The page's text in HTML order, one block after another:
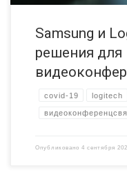
Samsung и
решения для
covid-19 logitech
Опубликовано 4 сентября